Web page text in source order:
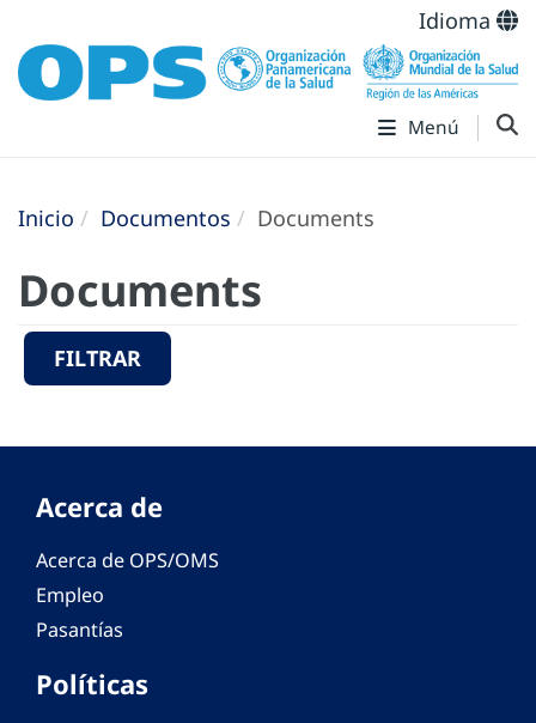
Idioma
Menú
Inicio Documentos Documents
Documents
FILTRAR
Acerca de
Acerca de OPS/OMS
Empleo
Pasantías
Políticas